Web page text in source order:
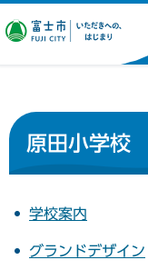
富士市 いただ
原田小学校
学校案内
グランドデザイン